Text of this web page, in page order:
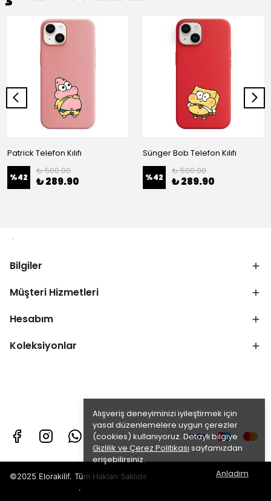
Alışveriş deneyiminizi iyileştirmek için
yasal düzenlemelere uygun çerezler
(cookies) kullanıyoruz. Detaylı bilgiye
Gizlilik ve Çerez Politikası sayfamızdan
erişebilirsiniz.
Anladım
Patrick Telefon Kılıfı
%42
₺ 500.00
₺ 289.90
Sünger Bob Telefon Kılıfı
%42
₺ 500.00
₺ 289.90
Bilgiler
Müşteri Hizmetleri
Hesabım
Koleksiyonlar
©2025 Elorakilif. Tüm Hakları Saklıdır
.